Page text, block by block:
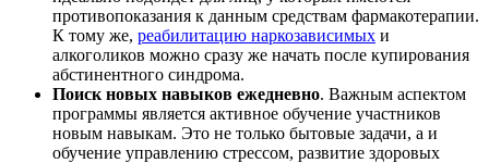
противопоказания к данным средствам фармакотерапии.
К тому же, реабилитацию наркозависимых и
алкоголиков можно сразу же начать после купирования
абстинентного синдрома.
Поиск новых навыков ежедневно. Важным аспектом
программы является активное обучение участников
новым навыкам. Это не только бытовые задачи, а и
обучение управлению стрессом, развитие здоровых